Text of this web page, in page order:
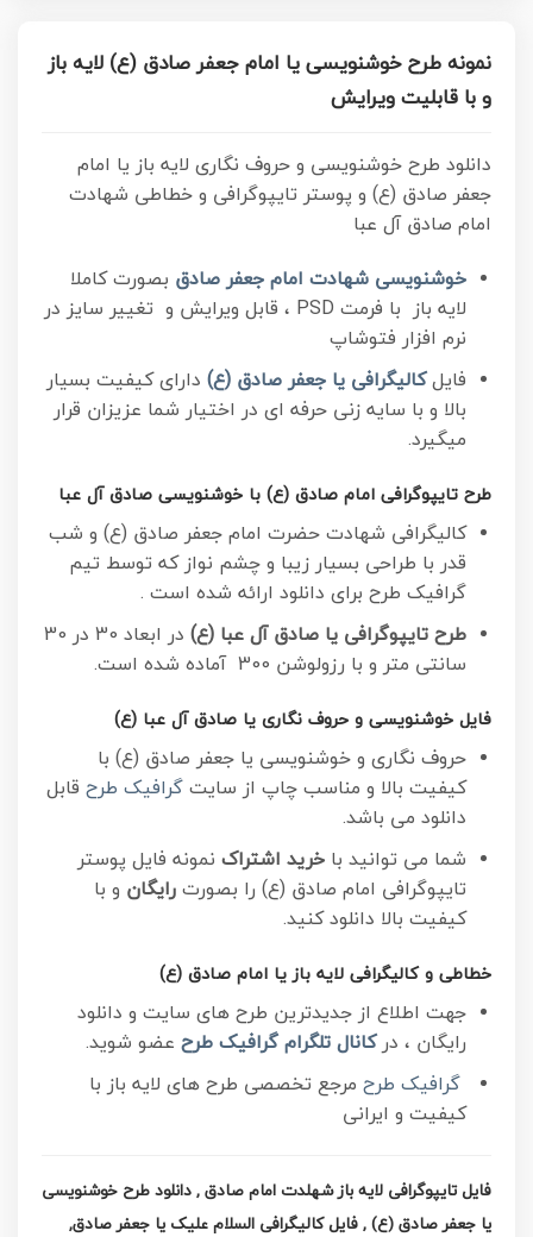
نمونه طرح خوشنویسی یا امام جعفر صادق (ع) لایه باز
و با قابلیت ویرایش
دانلود طرح خوشنویسی و حروف نگاری لایه باز یا امام
جعفر صادق (ع) و پوستر تایپوگرافی و خطاطی شهادت
امام صادق آل عبا
خوشنویسی شهادت امام جعفر صادق بصورت کاملا
لایه باز با فرمت PSD ، قابل ویرایش و تغییر سایز در
نرم افزار فتوشاپ
فایلکالیگرافی یا جعفر صادق (ع)دارای کیفیت بسیار
بالا و با سایه زنی حرفه ای در اختیار شما عزیزان قرار
میگیرد.
طرح تایپوگرافی امام صادق (ع) با خوشنویسی صادق آل عبا
کالیگرافی شهادت حضرت امام جعفر صادق (ع) و شب
قدر با طراحی بسیار زیبا و چشم نواز که توسط تیم
گرافیک طرح برای دانلود ارائه شده است .
طرح تایپوگرافی یا صادق آل عبا (ع)
در ابعاد 30 در 30
سانتی متر و با رزولوشن 300 آماده شده است.
فایل خوشنویسی و حروف نگاری یا صادق آل عبا (ع)
حروف نگاری و خوشنویسی یا جعفر صادق (ع) با
کیفیت بالا و مناسب چاپ از سایت گرافیک طرحقابل
دانلود می باشد.
شما می توانید با خرید اشتراکنمونه فایل پوستر
تایپوگرافی امام صادق (ع) را بصورت رایگان و با
کیفیت بالا دانلود کنید.
خطاطی و کالیگرافی لایه باز یا امام صادق (ع)
جهت اطلاع از جدیدترین طرح های سایت و دانلود
رایگان ، درکانال تلگرام گرافیک طرحعضو شوید.
گرافیک طرحمرجع تخصصی طرح های لایه باز با
کیفیت و ایرانی
فایل تایپوگرافی لایه باز شهلدت امام صادق , دانلود طرح خوشنویسی
یا جعفر صادق (ع) , فایل کالیگرافی السلام علیک یا جعفر صادق,